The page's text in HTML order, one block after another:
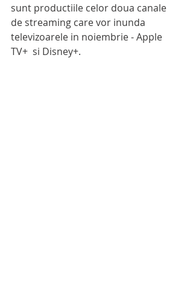
sunt productiile celor doua canale
de streaming care vor inunda
televizoarele in noiembrie - Apple
TV+  si Disney+.